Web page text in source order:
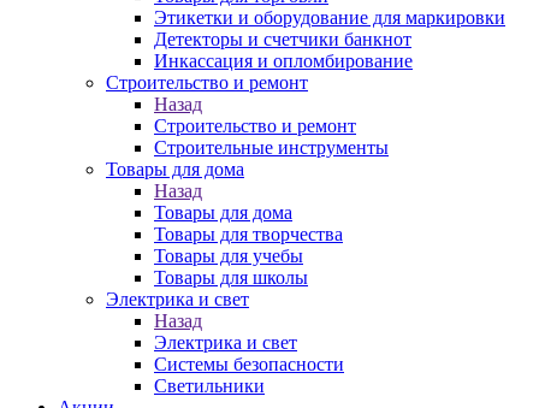
Этикетки и оборудование для маркировки
Детекторы и счетчики банкнот
Инкассация и опломбирование
Строительство и ремонт
Назад
Строительство и ремонт
Строительные инструменты
Товары для дома
Назад
Товары для дома
Товары для творчества
Товары для учебы
Товары для школы
Электрика и свет
Назад
Электрика и свет
Системы безопасности
Светильники